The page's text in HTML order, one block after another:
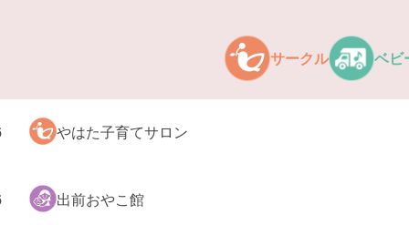
サークル ベビ
やはた子育てサロン
出前おやこ館